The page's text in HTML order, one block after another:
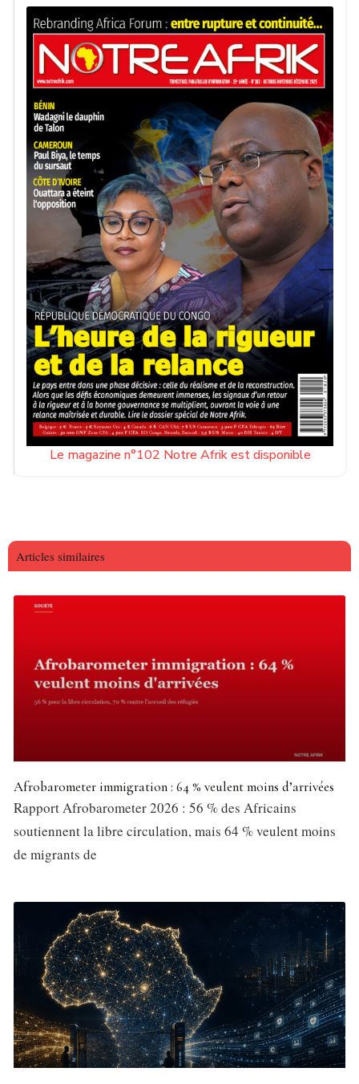
Le magazine n°102 Notre Afrik est disponible
Articles similaires
Afrobarometer immigration : 64 % veulent moins d’arrivées
Rapport Afrobarometer 2026 : 56 % des Africains
soutiennent la libre circulation, mais 64 % veulent moins
de migrants de